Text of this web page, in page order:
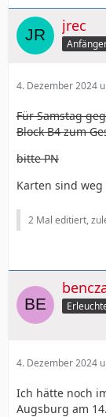
jrec
4. Dezember 2024
Für Samstag
Block B4 zum
bitte PN
Karten sind weg
2 Mal editiert,
4. Dezember 2024
Ich hätte noch
Augsburg am